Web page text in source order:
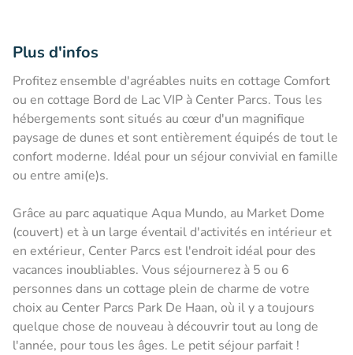
Plus d'infos
Profitez ensemble d'agréables nuits en cottage Comfort
ou en cottage Bord de Lac VIP à Center Parcs. Tous les
hébergements sont situés au cœur d'un magnifique
paysage de dunes et sont entièrement équipés de tout le
confort moderne. Idéal pour un séjour convivial en famille
ou entre ami(e)s.
Grâce au parc aquatique Aqua Mundo, au Market Dome
(couvert) et à un large éventail d'activités en intérieur et
en extérieur, Center Parcs est l'endroit idéal pour des
vacances inoubliables. Vous séjournerez à 5 ou 6
personnes dans un cottage plein de charme de votre
choix au Center Parcs Park De Haan, où il y a toujours
quelque chose de nouveau à découvrir tout au long de
l'année, pour tous les âges. Le petit séjour parfait !